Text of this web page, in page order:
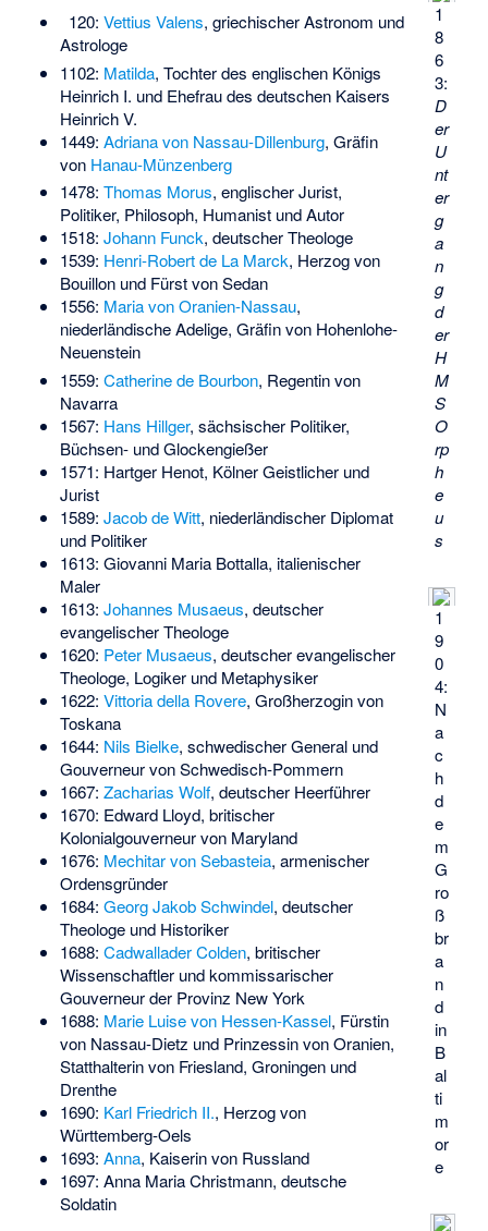
1
8
6
3:
D
er
U
nt
er
g
a
n
g
d
er
H
M
S
O
rp
h
e
u
s
1
9
0
4:
N
a
c
h
d
e
m
G
ro
ß
br
a
n
d
in
B
al
ti
m
or
e
120: Vettius Valens, griechischer Astronom und
Astrologe
1102: Matilda, Tochter des englischen Königs
Heinrich I. und Ehefrau des deutschen Kaisers
Heinrich V.
1449: Adriana von Nassau-Dillenburg, Gräfin
von Hanau-Münzenberg
1478: Thomas Morus, englischer Jurist,
Politiker, Philosoph, Humanist und Autor
1518: Johann Funck, deutscher Theologe
1539: Henri-Robert de La Marck, Herzog von
Bouillon und Fürst von Sedan
1556: Maria von Oranien-Nassau,
niederländische Adelige, Gräfin von Hohenlohe-
Neuenstein
1559: Catherine de Bourbon, Regentin von
Navarra
1567: Hans Hillger, sächsischer Politiker,
Büchsen- und Glockengießer
1571: Hartger Henot, Kölner Geistlicher und
Jurist
1589: Jacob de Witt, niederländischer Diplomat
und Politiker
1613: Giovanni Maria Bottalla, italienischer
Maler
1613: Johannes Musaeus, deutscher
evangelischer Theologe
1620: Peter Musaeus, deutscher evangelischer
Theologe, Logiker und Metaphysiker
1622: Vittoria della Rovere, Großherzogin von
Toskana
1644: Nils Bielke, schwedischer General und
Gouverneur von Schwedisch-Pommern
1667: Zacharias Wolf, deutscher Heerführer
1670: Edward Lloyd, britischer
Kolonialgouverneur von Maryland
1676: Mechitar von Sebasteia, armenischer
Ordensgründer
1684: Georg Jakob Schwindel, deutscher
Theologe und Historiker
1688: Cadwallader Colden, britischer
Wissenschaftler und kommissarischer
Gouverneur der Provinz New York
1688: Marie Luise von Hessen-Kassel, Fürstin
von Nassau-Dietz und Prinzessin von Oranien,
Statthalterin von Friesland, Groningen und
Drenthe
1690: Karl Friedrich II., Herzog von
Württemberg-Oels
1693: Anna, Kaiserin von Russland
1697: Anna Maria Christmann, deutsche
Soldatin